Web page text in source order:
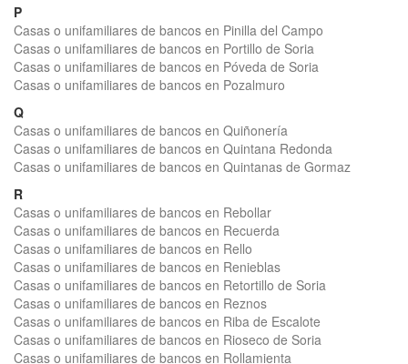
P
Casas o unifamiliares de bancos en Pinilla del Campo
Casas o unifamiliares de bancos en Portillo de Soria
Casas o unifamiliares de bancos en Póveda de Soria
Casas o unifamiliares de bancos en Pozalmuro
Q
Casas o unifamiliares de bancos en Quiñonería
Casas o unifamiliares de bancos en Quintana Redonda
Casas o unifamiliares de bancos en Quintanas de Gormaz
R
Casas o unifamiliares de bancos en Rebollar
Casas o unifamiliares de bancos en Recuerda
Casas o unifamiliares de bancos en Rello
Casas o unifamiliares de bancos en Renieblas
Casas o unifamiliares de bancos en Retortillo de Soria
Casas o unifamiliares de bancos en Reznos
Casas o unifamiliares de bancos en Riba de Escalote
Casas o unifamiliares de bancos en Rioseco de Soria
Casas o unifamiliares de bancos en Rollamienta